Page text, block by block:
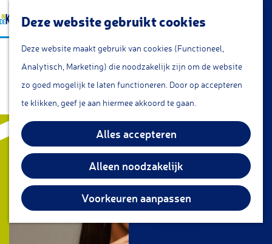
Deze website gebruikt cookies
Deze website maakt gebruik van cookies (Functioneel,
Analytisch, Marketing) die noodzakelijk zijn om de website
zo goed mogelijk te laten functioneren. Door op accepteren
te klikken, geef je aan hiermee akkoord te gaan.
Alles accepteren
Alleen noodzakelijk
Voorkeuren aanpassen
a
r
d
Z
e
k
e
n
e
n
u
Snacks
Cafe & Bar
Restaurants
Theetuin
IJs
Groepsarrangementen
Streekproducten
KOM DOEN
Fietsen
Janice Blok - Had je kenne
weten